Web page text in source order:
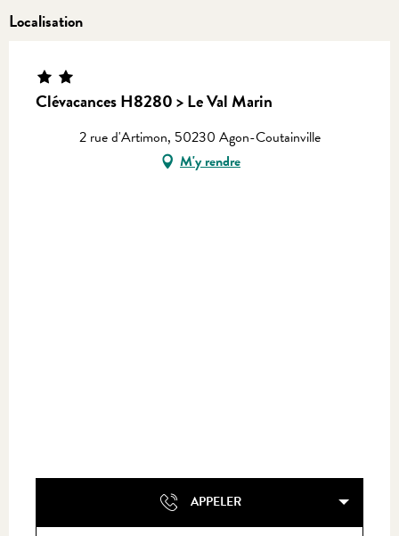
Localisation
Clévacances H8280 > Le Val Marin
2 rue d'Artimon, 50230 Agon-Coutainville
M'y rendre
APPELER